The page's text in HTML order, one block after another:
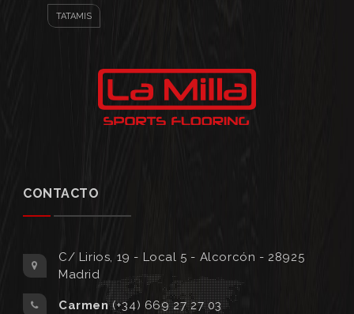
TATAMIS
CONTACTO
C/ Lirios, 19 - Local 5 - Alcorcón - 28925
Madrid
Carmen(+34) 669 27 27 03